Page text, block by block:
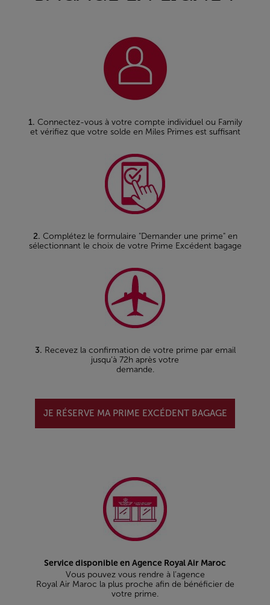
1. Connectez-vous à votre compte individuel ou Family
et vérifiez que votre solde en Miles Primes est suffisant
2. Complétez le formulaire "Demander une prime" en
sélectionnant le choix de votre Prime Excédent bagage
3. Recevez la confirmation de votre prime par email
jusqu’à 72h après votre
demande.
JE RÉSERVE MA PRIME EXCÉDENT BAGAGE
Service disponible en Agence Royal Air Maroc
Vous pouvez vous rendre à l’agence
Royal Air Maroc la plus proche afin de bénéficier de
votre prime.